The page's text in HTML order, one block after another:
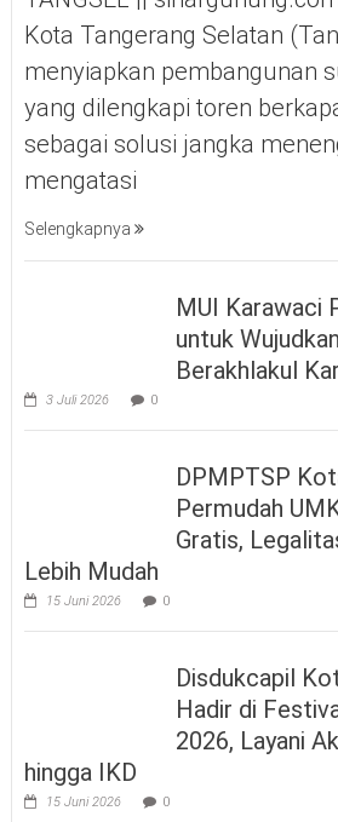
Kota Tangerang Selatan
menyiapkan pembangunan
yang dilengkapi toren
sebagai solusi jangka
mengatasi
Selengkapnya
MUI Karawaci
untuk
Berakhlakul
3 Juli 2026 0
DPMPTSP
Permudah
Gratis,
Lebih Mudah
15 Juni 2026 0
Disdukcapil
Hadir di
2026, Layani
hingga IKD
15 Juni 2026 0